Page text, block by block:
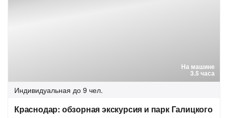
На машине
3.5 часа
Индивидуальная до 9 чел.
Краснодар: обзорная экскурсия и парк Галицкого